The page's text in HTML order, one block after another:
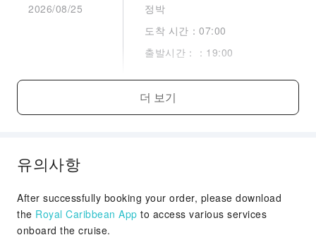
2026/08/25
정박
도착 시간：07:00
출발시간：：19:00
5 일차
그리스,산토리니
텐더
도착 시간：07:00
6 일차
7 일차
2026/08/28
크로아티아,스플리트
더 보기
유의사항
After successfully booking your order, please download
the Royal Caribbean App to access various services
onboard the cruise.